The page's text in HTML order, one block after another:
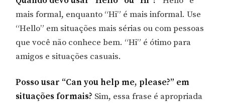
mais formal, enquanto “Hi” é mais informal. Use
“Hello” em situações mais sérias ou com pessoas
que você não conhece bem. “Hi” é ótimo para
amigos e situações casuais.
Posso usar “Can you help me, please?” em
situações formais? Sim, essa frase é apropriada